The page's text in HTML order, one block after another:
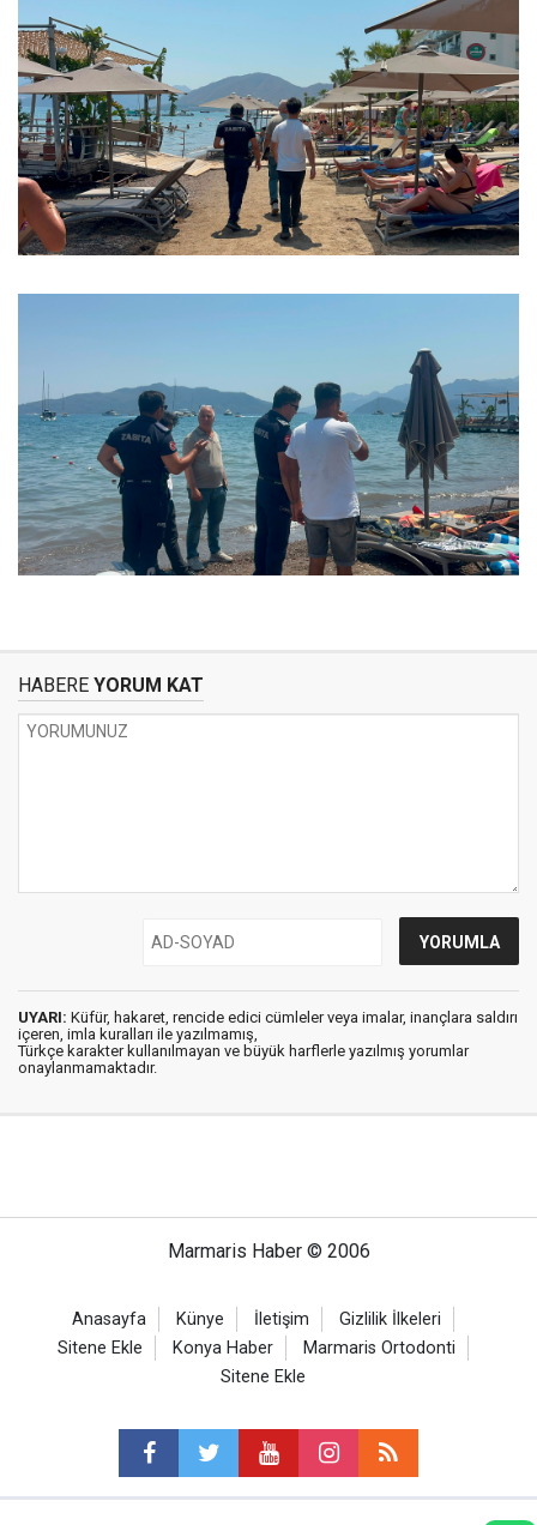
HABERE YORUM KAT
UYARI: Küfür, hakaret, rencide edici cümleler veya imalar, inançlara saldırı
içeren, imla kuralları ile yazılmamış,
Türkçe karakter kullanılmayan ve büyük harflerle yazılmış yorumlar
onaylanmamaktadır.
Marmaris Haber © 2006
Anasayfa Künye İletişim
Gizlilik İlkeleri
Sitene Ekle
Konya Haber
Marmaris Ortodonti
Sitene Ekle